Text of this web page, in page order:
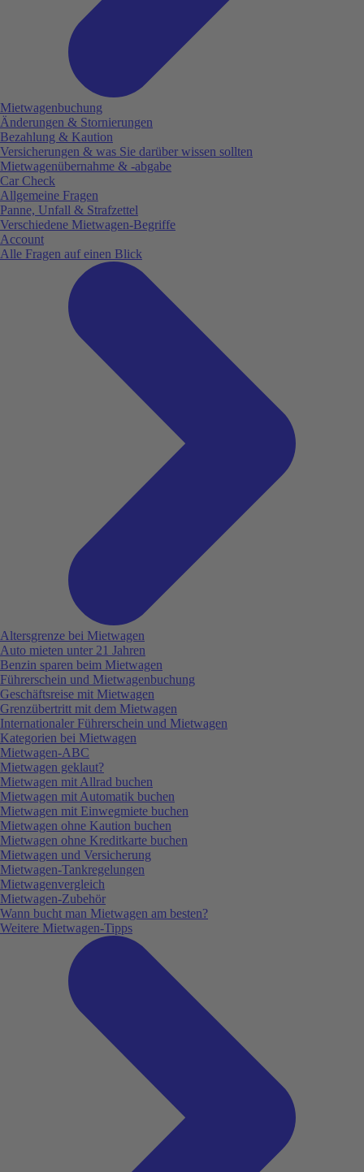
Mietwagenbuchung
Änderungen & Stornierungen
Bezahlung & Kaution
Versicherungen & was Sie darüber wissen sollten
Mietwagenübernahme & -abgabe
Car Check
Allgemeine Fragen
Panne, Unfall & Strafzettel
Verschiedene Mietwagen-Begriffe
Account
Alle Fragen auf einen Blick
Altersgrenze bei Mietwagen
Auto mieten unter 21 Jahren
Benzin sparen beim Mietwagen
Führerschein und Mietwagenbuchung
Geschäftsreise mit Mietwagen
Grenzübertritt mit dem Mietwagen
Internationaler Führerschein und Mietwagen
Kategorien bei Mietwagen
Mietwagen-ABC
Mietwagen geklaut?
Mietwagen mit Allrad buchen
Mietwagen mit Automatik buchen
Mietwagen mit Einwegmiete buchen
Mietwagen ohne Kaution buchen
Mietwagen ohne Kreditkarte buchen
Mietwagen und Versicherung
Mietwagen-Tankregelungen
Mietwagenvergleich
Mietwagen-Zubehör
Wann bucht man Mietwagen am besten?
Weitere Mietwagen-Tipps